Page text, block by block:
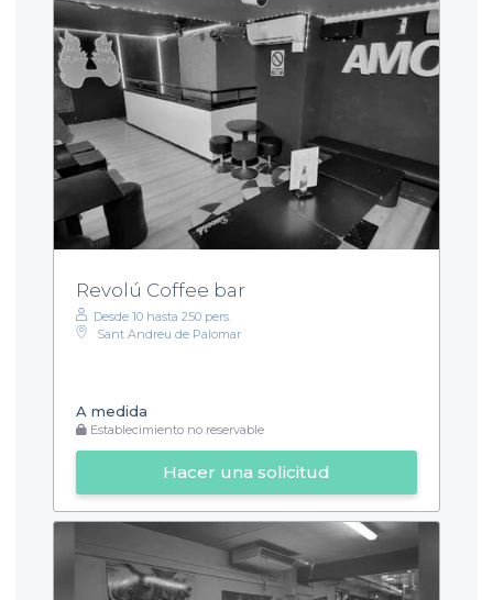
Revolú Coffee bar
Desde 10 hasta 250 pers.
Sant Andreu de Palomar
A medida
Establecimiento no reservable
Hacer una solicitud